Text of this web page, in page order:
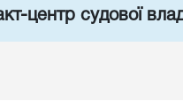
центр судової